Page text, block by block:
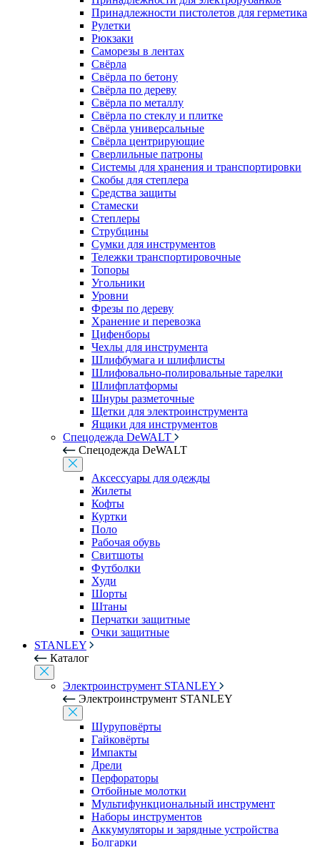
Принадлежности пистолетов для герметика
Рулетки
Рюкзаки
Саморезы в лентах
Свёрла
Свёрла по бетону
Свёрла по дереву
Свёрла по металлу
Свёрла по стеклу и плитке
Свёрла универсальные
Свёрла центрирующие
Сверлильные патроны
Системы для хранения и транспортировки
Скобы для степлера
Средства защиты
Стамески
Степлеры
Струбцины
Сумки для инструментов
Тележки транспортировочные
Топоры
Угольники
Уровни
Фрезы по дереву
Хранение и перевозка
Цифенборы
Чехлы для инструмента
Шлифбумага и шлифлисты
Шлифовально-полировальные тарелки
Шлифплатформы
Шнуры разметочные
Щетки для электроинструмента
Ящики для инструментов
Спецодежда DeWALT
Спецодежда DeWALT
Аксессуары для одежды
Жилеты
Кофты
Куртки
Поло
Рабочая обувь
Свитшоты
Футболки
Худи
Шорты
Штаны
Перчатки защитные
Очки защитные
STANLEY
Каталог
Электроинструмент STANLEY
Электроинструмент STANLEY
Шуруповёрты
Гайковёрты
Импакты
Дрели
Перфораторы
Отбойные молотки
Мультифункциональный инструмент
Наборы инструментов
Аккумуляторы и зарядные устройства
Болгарки